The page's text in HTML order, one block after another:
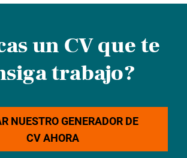
un CV que te
trabajo?
NUESTRO GENERADOR DE
CV AHORA